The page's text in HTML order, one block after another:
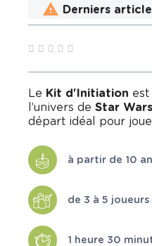
 Derniers
Le Kit d'Initiation est
l’univers de Star Wars
départ idéal pour
à partir de 10
de 3 à 5 joueurs
1 heure 30